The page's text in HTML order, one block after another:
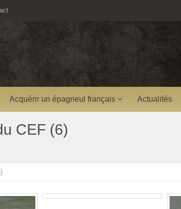
Acquérir un épagneul français Actualités
CEF (6)